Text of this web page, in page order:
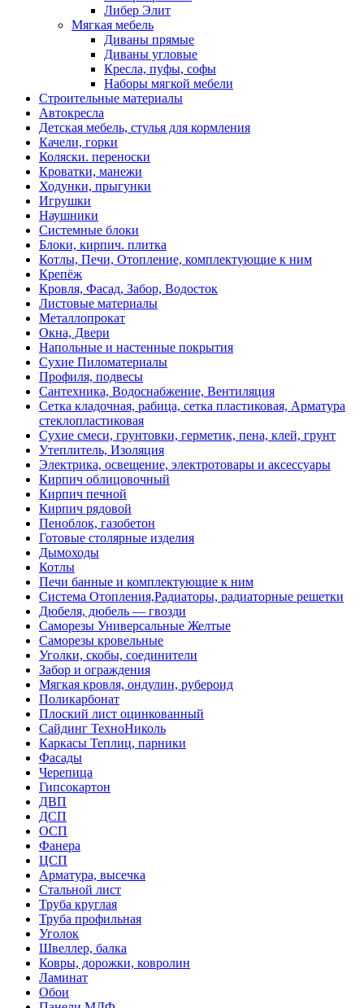
Либер Элит
Мягкая мебель
Диваны прямые
Диваны угловые
Кресла, пуфы, софы
Наборы мягкой мебели
Строительные материалы
Автокресла
Детская мебель, стулья для кормления
Качели, горки
Коляски. переноски
Кроватки, манежи
Ходунки, прыгунки
Игрушки
Наушники
Системные блоки
Блоки, кирпич. плитка
Котлы, Печи, Отопление, комплектующие к ним
Крепёж
Кровля, Фасад, Забор, Водосток
Листовые материалы
Металлопрокат
Окна, Двери
Напольные и настенные покрытия
Сухие Пиломатериалы
Профиля, подвесы
Сантехника, Водоснабжение, Вентиляция
Сетка кладочная, рабица, сетка пластиковая, Арматура
стеклопластиковая
Сухие смеси, грунтовки, герметик, пена, клей, грунт
Утеплитель, Изоляция
Электрика, освещение, электротовары и аксессуары
Кирпич облицовочный
Кирпич печной
Кирпич рядовой
Пеноблок, газобетон
Готовые столярные изделия
Дымоходы
Котлы
Печи банные и комплектующие к ним
Система Отопления,Радиаторы, радиаторные решетки
Дюбеля, дюбель — гвозди
Саморезы Универсальные Желтые
Саморезы кровельные
Уголки, скобы, соединители
Забор и ограждения
Мягкая кровля, ондулин, рубероид
Поликарбонат
Плоский лист оцинкованный
Сайдинг ТехноНиколь
Каркасы Теплиц, парники
Фасады
Черепица
Гипсокартон
ДВП
ДСП
ОСП
Фанера
ЦСП
Арматура, высечка
Стальной лист
Труба круглая
Труба профильная
Уголок
Швеллер, балка
Ковры, дорожки, ковролин
Ламинат
Обои